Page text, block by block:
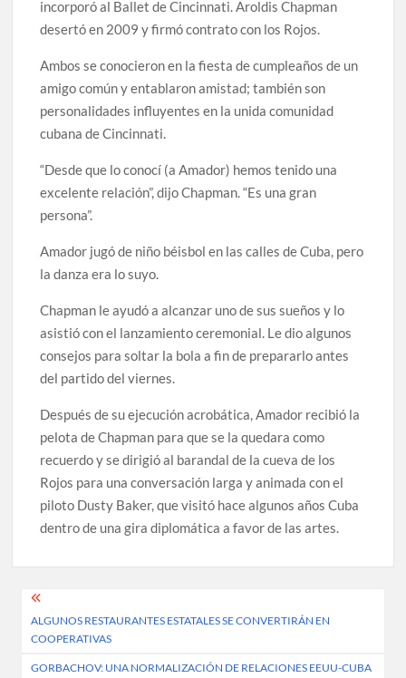
incorporó al Ballet de Cincinnati. Aroldis Chapman
desertó en 2009 y firmó contrato con los Rojos.
Ambos se conocieron en la fiesta de cumpleaños de un
amigo común y entablaron amistad; también son
personalidades influyentes en la unida comunidad
cubana de Cincinnati.
“Desde que lo conocí (a Amador) hemos tenido una
excelente relación”, dijo Chapman. “Es una gran
persona”.
Amador jugó de niño béisbol en las calles de Cuba, pero
la danza era lo suyo.
Chapman le ayudó a alcanzar uno de sus sueños y lo
asistió con el lanzamiento ceremonial. Le dio algunos
consejos para soltar la bola a fin de prepararlo antes
del partido del viernes.
Después de su ejecución acrobática, Amador recibió la
pelota de Chapman para que se la quedara como
recuerdo y se dirigió al barandal de la cueva de los
Rojos para una conversación larga y animada con el
piloto Dusty Baker, que visitó hace algunos años Cuba
dentro de una gira diplomática a favor de las artes.
Post
navigation
ALGUNOS RESTAURANTES ESTATALES SE CONVERTIRÁN EN
COOPERATIVAS
GORBACHOV: UNA NORMALIZACIÓN DE RELACIONES EEUU-CUBA